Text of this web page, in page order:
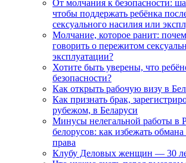
От молчания к безопасности:
чтобы поддержать ребёнка
сексуального насилия или
Молчание, которое ранит:
говорить о пережитом
эксплуатации?
Хотите быть уверены, что
безопасности?
Как открыть рабочую визу в
Как признать брак,
рубежом, в Беларуси
Минусы нелегальной работы в
белорусов: как избежать
права
Клубу Деловых женщин — 30